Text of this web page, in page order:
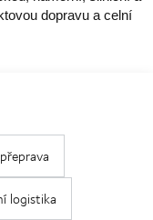
dopravu a celní